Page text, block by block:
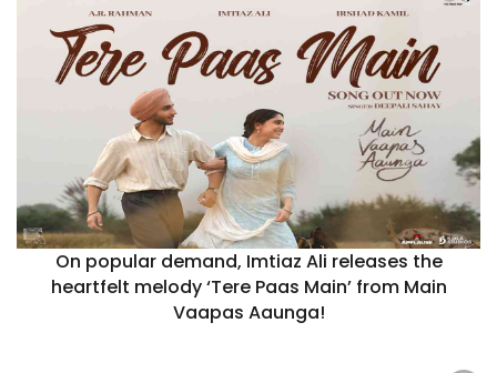
On popular demand, Imtiaz Ali releases the
heartfelt melody ‘Tere Paas Main’ from Main
Vaapas Aaunga!